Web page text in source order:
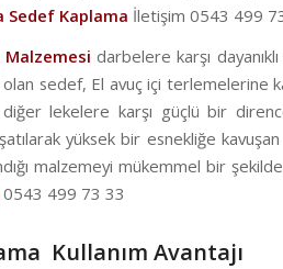
Sedef Kaplama İletişim 0543 499
Malzemesi darbelere karşı
olan sedef, El avuç içi
diğer lekelere karşı güçlü bir
yüksek bir esnekliğe
malzemeyi mükemmel bir
0543 499 73 33
Kullanım Avantajı